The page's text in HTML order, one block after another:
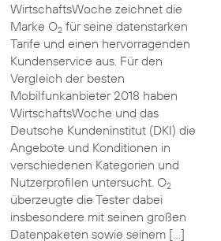
WirtschaftsWoche zeichnet die
Marke O2für seine datenstarken
Tarife und einen hervorragenden
Kundenservice aus. Für den
Vergleich der besten
Mobilfunkanbieter 2018 haben
WirtschaftsWoche und das
Deutsche Kundeninstitut (DKI) die
Angebote und Konditionen in
verschiedenen Kategorien und
Nutzerprofilen untersucht. O2
überzeugte die Tester dabei
insbesondere mit seinen großen
Datenpaketen sowie seinem […]